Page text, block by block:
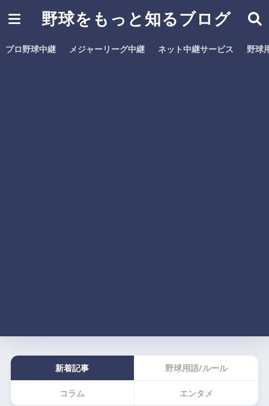
野球をもっと知るブログ
プロ野球中継 メジャーリーグ中継 ネット中継サービス 野球
新着記事 野球用語/ルール
コラム エンタメ